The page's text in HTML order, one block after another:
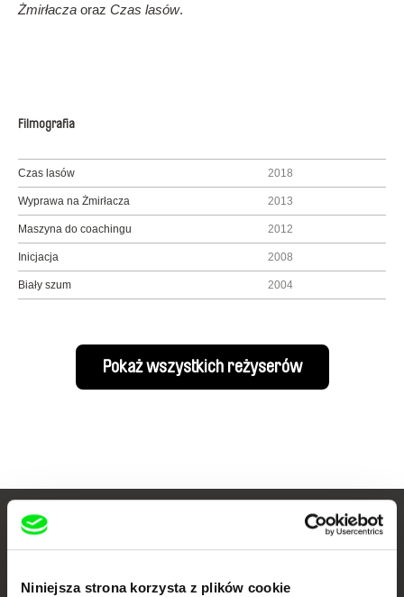
Niniejsza strona korzysta z plików cookie
Żmirłacza oraz Czas lasów.
Filmografia
Czas lasów 2018
Wyprawa na Żmirłacza 2013
Maszyna do coachingu 2012
Inicjacja 2008
Biały szum 2004
Pokaż wszystkich reżyserów